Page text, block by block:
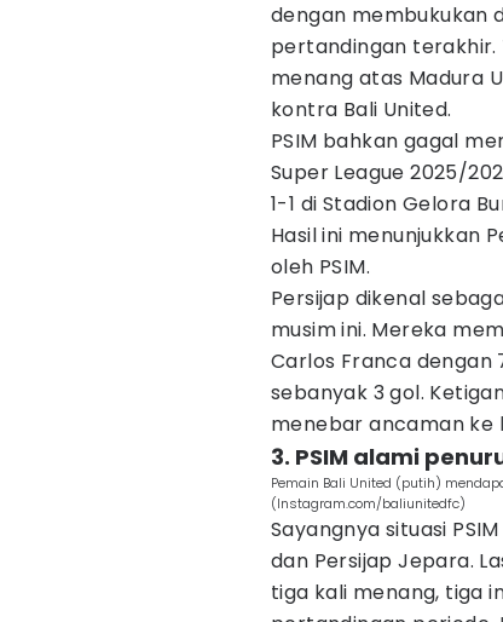
dengan membukukan
pertandingan terakhir.
menang atas Madura
kontra Bali United.
PSIM bahkan gagal
Super League 2025/
1-1 di Stadion Gelora
Hasil ini menunjukkan
oleh PSIM.
Persijap dikenal
musim ini. Mereka
Carlos Franca dengan
sebanyak 3 gol.
menebar ancaman ke
3. PSIM alami
Pemain Bali United (putih)
(Instagram.com/baliunitedfc)
Sayangnya situasi
dan Persijap Jepara.
tiga kali menang, tiga